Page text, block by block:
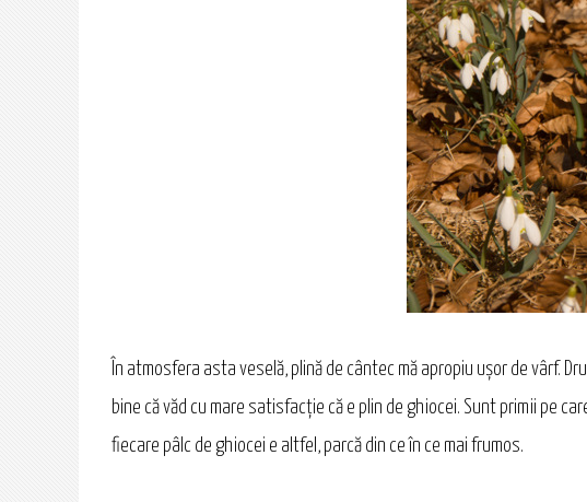
În atmosfera asta veselă, plină de cântec mă apropiu uşor de vârf.
bine că văd cu mare satisfacţie că e plin de ghiocei. Sunt primii pe
fiecare pâlc de ghiocei e altfel, parcă din ce în ce mai frumos.